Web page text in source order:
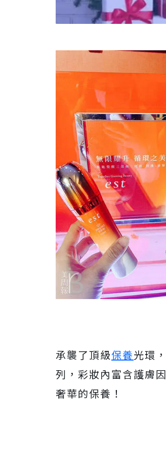
承襲了頂級保養光環
列，彩妝內富含護膚
奢華的保養！